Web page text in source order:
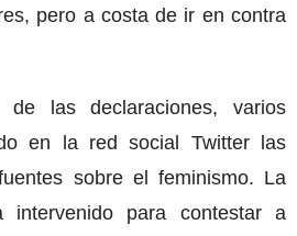
pero a costa de ir en contra
de las declaraciones, varios
en la red social Twitter las
sobre el feminismo. La
intervenido para contestar a